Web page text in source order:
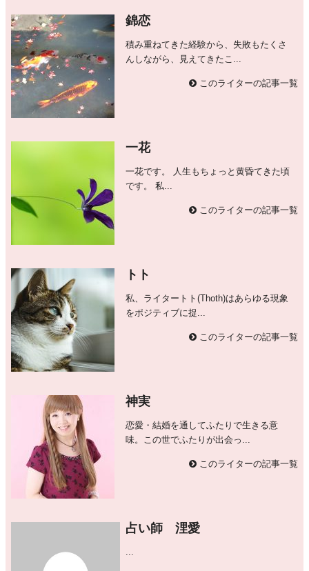
錦恋
積み重ねてきた経験から、失敗もたくさ
んしながら、見えてきたこ...
このライターの記事一覧
一花
一花です。 人生もちょっと黄昏てきた頃
です。 私...
このライターの記事一覧
トト
私、ライタートト(Thoth)はあらゆる現象
をポジティブに捉...
このライターの記事一覧
神実
恋愛・結婚を通してふたりで生きる意
味。この世でふたりが出会っ...
このライターの記事一覧
占い師 浬愛
...